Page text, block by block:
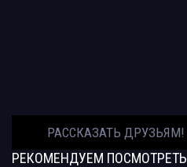
РАССКАЗАТЬ ДРУЗЬЯМ!
РЕКОМЕНДУЕМ ПОСМОТРЕТЬ